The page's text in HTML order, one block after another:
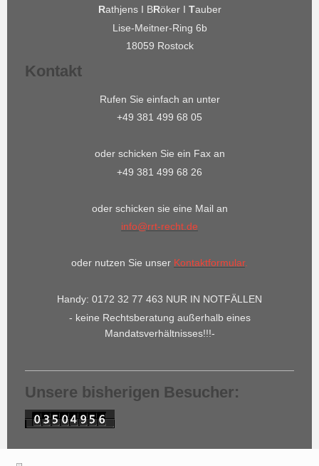
Rathjens I BRöker I Tauber
Lise-Meitner-Ring 6b
18059 Rostock
Kontakt
Rufen Sie einfach an unter
+49 381 499 68 05
oder schicken Sie ein Fax an
+49 381 499 68 26
oder schicken sie eine Mail an
info@rrt-recht.de
oder nutzen Sie unser Kontaktformular.
Handy: 0172 32 77 463 NUR IN NOTFÄLLEN
- keine Rechtsberatung außerhalb eines
Mandatsverhältnisses!!!-
Unsere bisherigen Besucher: